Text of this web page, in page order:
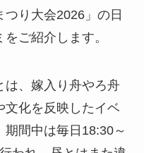
り大会2026」の日
ご紹介します。
は、嫁入り舟やろ舟
文化を反映したイベ
間中は毎日18:30～